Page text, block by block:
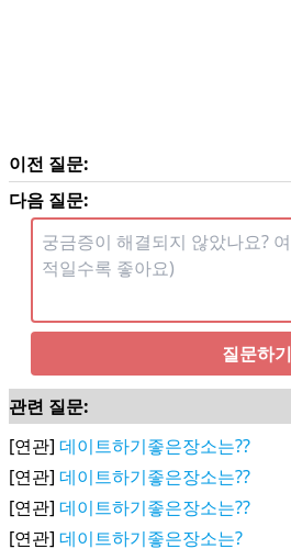
이전 질문:
다음 질문:
질문하기
관련 질문:
[연관] 데이트하기좋은장소는??
[연관] 데이트하기좋은장소는??
[연관] 데이트하기좋은장소는??
[연관] 데이트하기좋은장소는?